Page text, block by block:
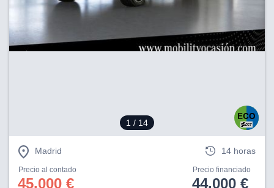
1 / 14
Madrid 14 horas
Precio al contado
45.000 €
Precio financiado
44.000 €